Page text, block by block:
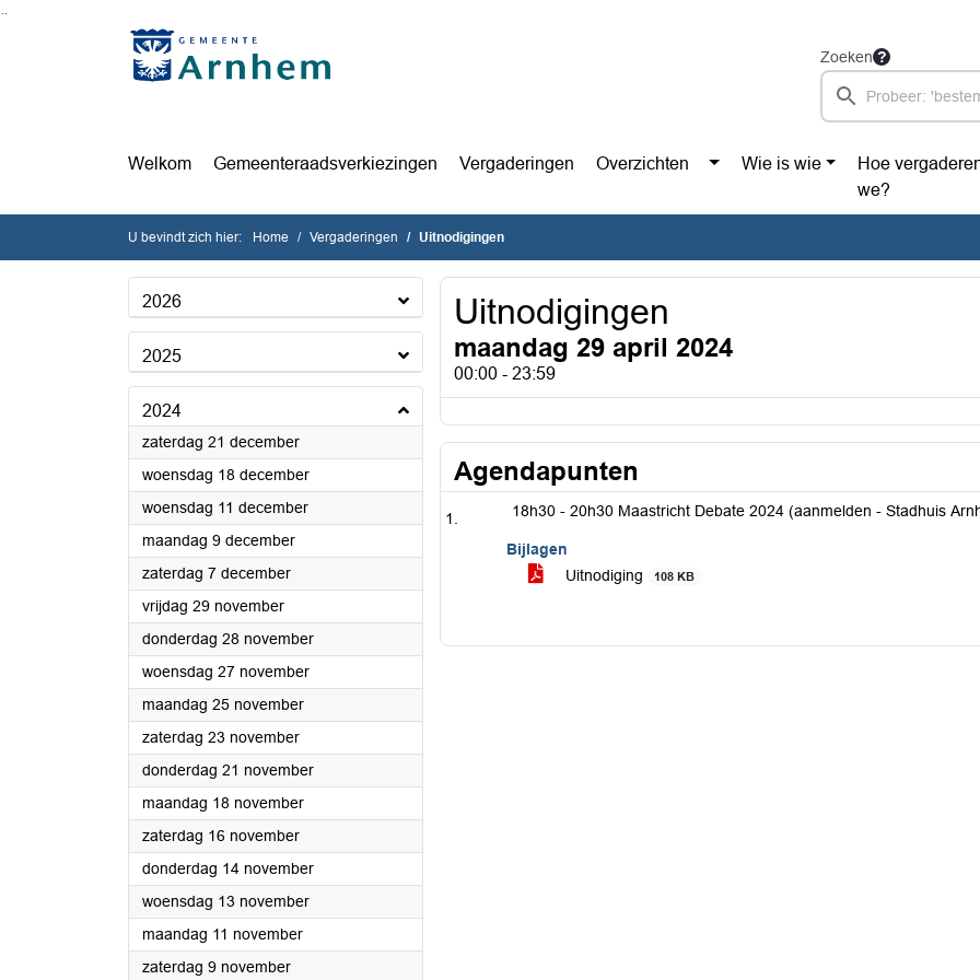
Ga naar de inhoud van deze pagina
Ga naar het zoeken
Ga naar het menu
Zoeken
Welkom Gemeenteraadsverkiezingen Vergaderingen Overzichten Wie is wie
Hoe
we?
U bevindt zich hier: Home Vergaderingen Uitnodigingen
2026
2025
2024
zaterdag 21 december2024
woensdag 18 december2024
woensdag 11 december2024
maandag 9 december2024
zaterdag 7 december2024
vrijdag 29 november2024
donderdag 28 november2024
woensdag 27 november2024
maandag 25 november2024
zaterdag 23 november2024
donderdag 21 november2024
maandag 18 november2024
zaterdag 16 november2024
donderdag 14 november2024
woensdag 13 november2024
maandag 11 november2024
zaterdag 9 november2024
Uitnodigingen
maandag 29 april 2024
00:00 - 23:59
Agendapunten
18h30 - 20h30 Maastricht Debate 2024 (aanmelden - Stadhuis
Bijlagen
Uitnodiging
108 KB